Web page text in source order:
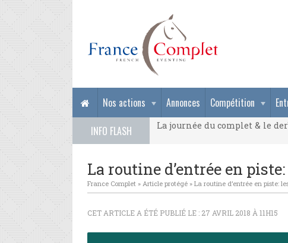
Nos actions Annonces Compétition
INFO FLASH
La journée du complet & le
La journée du complet & le
La routine d’entrée en
France Complet » Article protégé » La routine d’entrée en piste:
CET ARTICLE A ÉTÉ PUBLIÉ LE : 27 AVRIL 2018 À 11H15